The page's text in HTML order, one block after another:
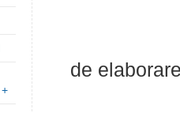
+
de